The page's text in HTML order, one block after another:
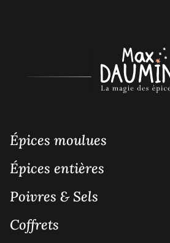
Épices moulues
Épices entières
Poivres & Sels
Coffrets